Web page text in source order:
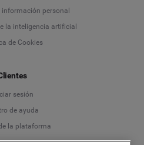
información personal
la inteligencia artificial
de Cookies
sesión
de ayuda
la plataforma